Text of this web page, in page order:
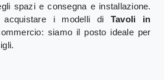
spazi e consegna e installazione.
acquistare i modelli di Tavoli
in
siamo il posto ideale per